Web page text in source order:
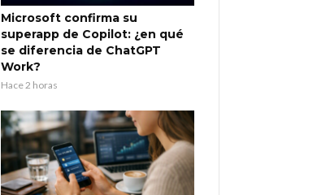
Microsoft confirma su
superapp de Copilot: ¿en qué
se diferencia de ChatGPT
Work?
Hace 2 horas